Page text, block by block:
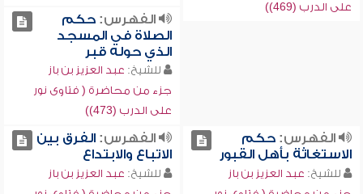
على الدرب (469))
الفهرس:حكم
الصلاة في المسجد
الذي حوله قبر
للشيخ: عبد العزيز بن باز
جزء من محاضرة ( فتاوى نور
على الدرب (473))
الفهرس:حكم
الاستغاثة بأهل القبور
للشيخ: عبد العزيز بن باز
الفهرس:الفرق بين
الاتباع والابتداع
للشيخ: عبد العزيز بن باز